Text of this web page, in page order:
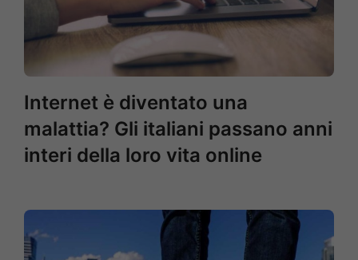
Internet è diventato una
malattia? Gli italiani passano anni
interi della loro vita online